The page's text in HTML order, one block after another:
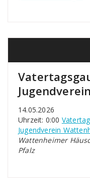
14.05.2026
Uhrzeit: 0:00
Jugendverein
Wattenheimer
Pfalz